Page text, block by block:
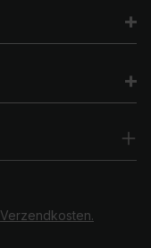
Verzendkosten.